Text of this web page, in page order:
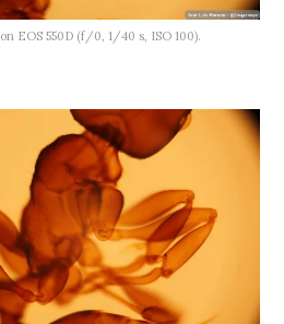
EOS 550D (f/0, 1/40 s, ISO 100).